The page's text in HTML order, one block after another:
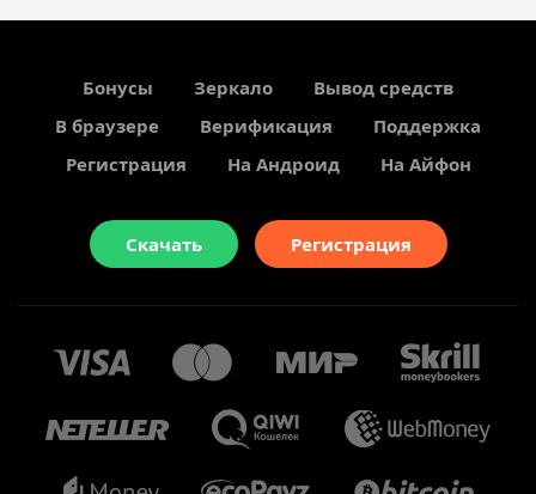
Бонусы Зеркало
Вывод средств
В браузере
Верификация
Поддержка
Регистрация
На Андроид На Айфон
Скачать Регистрация